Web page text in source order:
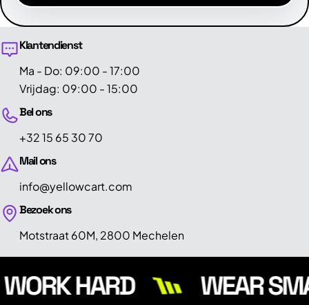
Klantendienst
Ma - Do: 09:00 - 17:00
Vrijdag: 09:00 - 15:00
Bel ons
+32 15 65 30 70
Mail ons
info@yellowcart.com
Bezoek ons
Motstraat 60M, 2800 Mechelen
HARD WEAR